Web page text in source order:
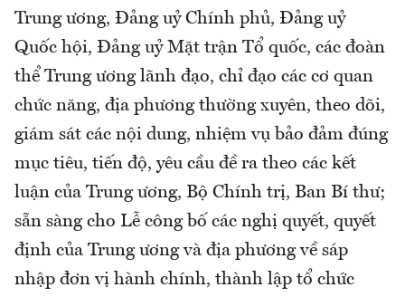
Trung ương, Đảng uỷ Chính phủ, Đảng uỷ
Quốc hội, Đảng uỷ Mặt trận Tổ quốc, các đoàn
thể Trung ương lãnh đạo, chỉ đạo các cơ quan
chức năng, địa phương thường xuyên, theo dõi,
giám sát các nội dung, nhiệm vụ bảo đảm đúng
mục tiêu, tiến độ, yêu cầu đề ra theo các kết
luận của Trung ương, Bộ Chính trị, Ban Bí thư;
sẵn sàng cho Lễ công bố các nghị quyết, quyết
định của Trung ương và địa phương về sáp
nhập đơn vị hành chính, thành lập tổ chức